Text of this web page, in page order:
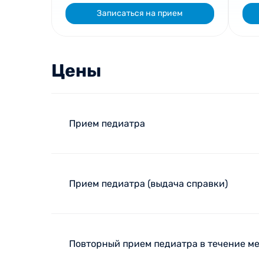
Записаться на прием
Цены
Прием педиатра
Прием педиатра (выдача справки)
Повторный прием педиатра в течение